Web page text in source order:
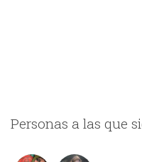
Personas a las que